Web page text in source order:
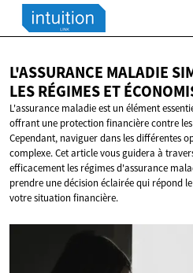
L'ASSURANCE MALADIE
LES RÉGIMES ET
L'assurance maladie est un élément
offrant une protection financière contre
Cependant, naviguer dans les différentes
complexe. Cet article vous guidera à
efficacement les régimes d'assurance
prendre une décision éclairée qui répond
votre situation financière.